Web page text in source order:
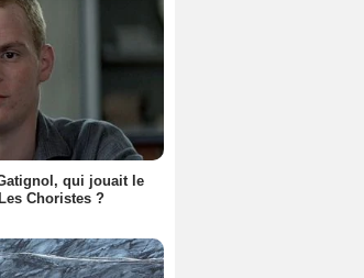
qui jouait le
Choristes ?